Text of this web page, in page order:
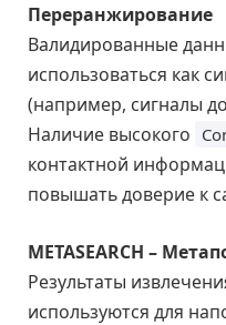
Переранжирование
Валидированные
использоваться как
(например, сигналы
Наличие высокого
контактной
повышать доверие к
METASEARCH –
Результаты
используются для